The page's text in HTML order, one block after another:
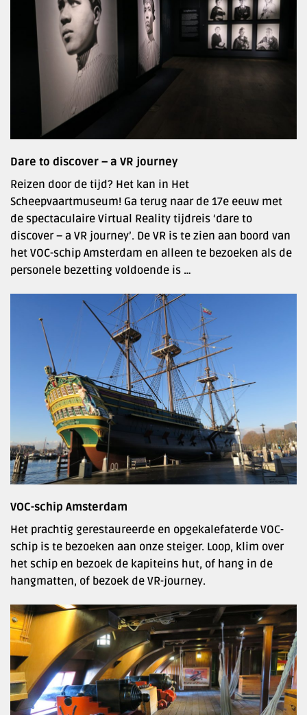
Dare to discover – a VR journey
Reizen door de tijd? Het kan in Het
Scheepvaartmuseum! Ga terug naar de 17e eeuw met
de spectaculaire Virtual Reality tijdreis ‘dare to
discover – a VR journey’. De VR is te zien aan boord van
het VOC-schip Amsterdam en alleen te bezoeken als de
personele bezetting voldoende is …
VOC-schip Amsterdam
Het prachtig gerestaureerde en opgekalefaterde VOC-
schip is te bezoeken aan onze steiger. Loop, klim over
het schip en bezoek de kapiteins hut, of hang in de
hangmatten, of bezoek de VR-journey.